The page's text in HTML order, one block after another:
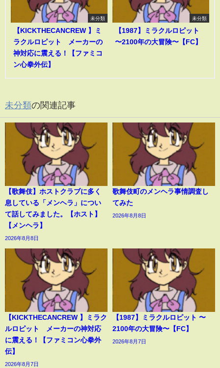
未分類
【KICKTHECANCREW 】ミ
ラクルロピット メーカーの
神対応に震える！【ファミコ
ン心拳外伝】
未分類
【1987】ミラクルロピット
〜2100年の大冒険〜【FC】
未分類の関連記事
【歌舞伎】ホストクラブに多く
息している「メンヘラ」につい
て話してみました。【ホスト】
【メンヘラ】
2026年8月8日
歌舞伎町のメンヘラ事情調査し
てみた
2026年8月8日
【KICKTHECANCREW 】ミラク
ルロピット メーカーの神対応
に震える！【ファミコン心拳外
伝】
2026年8月7日
【1987】ミラクルロピット 〜
2100年の大冒険〜【FC】
2026年8月7日